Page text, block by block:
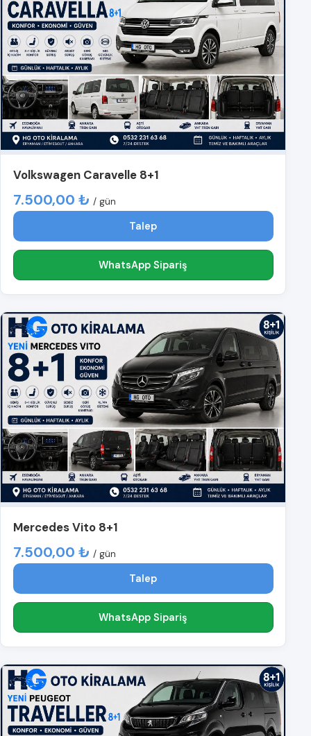
Volkswagen Caravelle 8+1
7.500,00 ₺ / gün
Talep
WhatsApp Sipariş
Mercedes Vito 8+1
7.500,00 ₺ / gün
Talep
WhatsApp Sipariş